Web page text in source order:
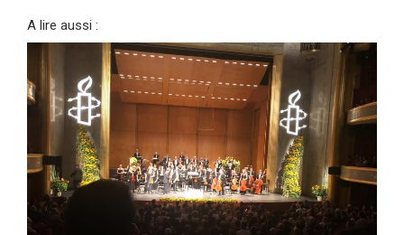
A lire aussi :